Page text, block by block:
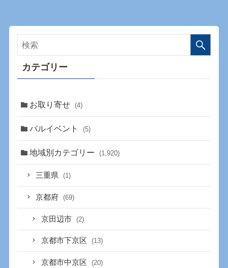
カテゴリー
お取り寄せ (4)
バルイベント (5)
地域別カテゴリー (1,920)
三重県 (1)
京都府 (69)
京田辺市 (2)
京都市下京区 (13)
京都市中京区 (20)